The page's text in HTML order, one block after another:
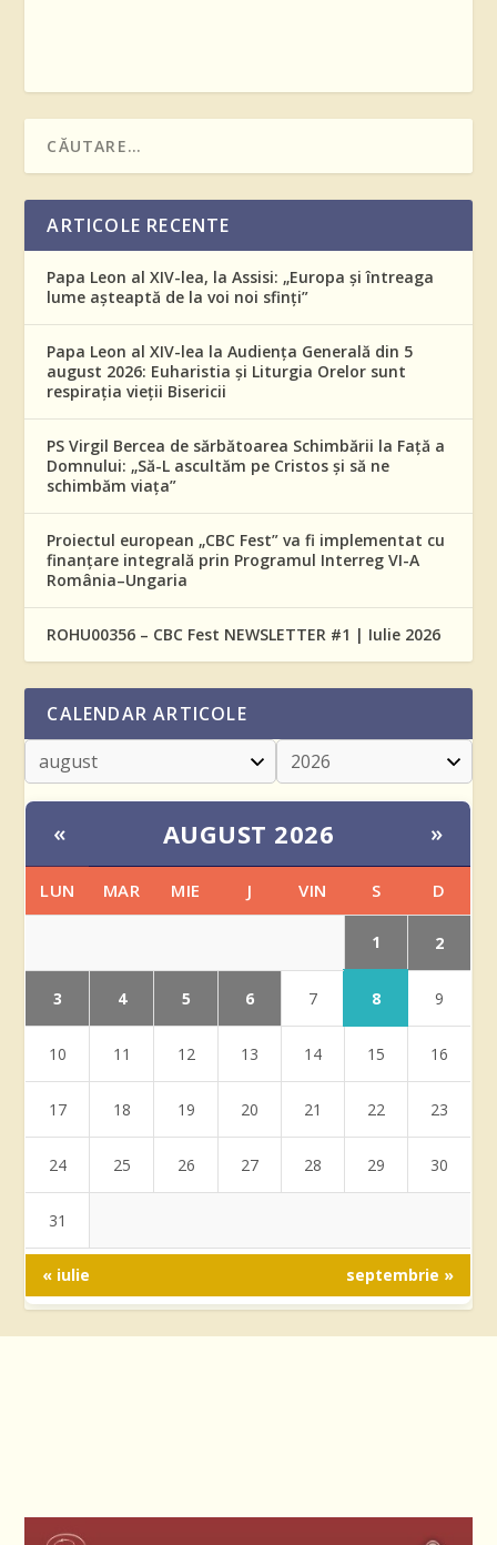
ARTICOLE RECENTE
Papa Leon al XIV-lea, la Assisi: „Europa și întreaga
lume așteaptă de la voi noi sfinți”
Papa Leon al XIV-lea la Audiența Generală din 5
august 2026: Euharistia și Liturgia Orelor sunt
respirația vieții Bisericii
PS Virgil Bercea de sărbătoarea Schimbării la Față a
Domnului: „Să-L ascultăm pe Cristos și să ne
schimbăm viața”
Proiectul european „CBC Fest” va fi implementat cu
finanțare integrală prin Programul Interreg VI-A
România–Ungaria
ROHU00356 – CBC Fest NEWSLETTER #1 | Iulie 2026
CALENDAR ARTICOLE
« AUGUST 2026 »
LUN MAR MIE J VIN S D
1 2
3 4 5 6 7 8 9
10 11 12 13 14 15 16
17 18 19 20 21 22 23
24 25 26 27 28 29 30
31
« iulie septembrie »